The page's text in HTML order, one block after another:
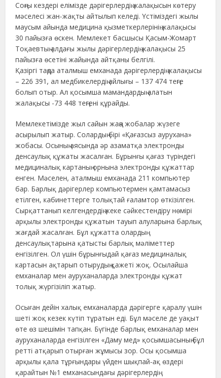
Соңғы кездері елімізде дәрігерлердің жалақысын көтеру
мәселесі жан-жақты айтылып келеді. Үстіміздегі жылы
маусым айында медицина қызметкерлерінің жалақысы
30 пайызға өскен. Мемлекет басшысы Қасым-Жомарт
Тоқаевтың алдағы жылы дәрігерлердің жалақысы 25
пайызға өсетіні жайында айтқаны белгілі.
Қазіргі таңда аталмыш емханада дәрігерлердің жалақысы
– 226 391, ал медбикелердің айлығы – 137 474 теңге
болып отыр. Ал қосымша мамандардың алатын
жалақысы -73 448 теңгені құрайды.
Мемлекетімізде жыл сайын жаңа жобалар жүзеге
асырылып жатыр. Солардың бірі «Қағазсыз аурухана»
жобасы. Осының аясында әр азаматқа электронды
денсаулық құжаты жасалған. Бұрынғы қағаз түріндегі
медициналық картаның орнына электронды құжаттар
енген. Мәселен, аталмыш емханада 211 компьютер
бар. Барлық дәрігерлер компьютермен қамтамасыз
етілген, кабинеттерге толықтай ғаламтор өткізілген.
Сырқаттанып келгендердің жеке сәйкестендіру нөмірі
арқылы электронды құжатын тауып алуларына барлық
жағдай жасалған. Бұл құжатта олардың
денсаулықтарына қатысты барлық мәліметтер
енгізілген. Ол үшін бұрынғыдай қағаз медициналық
картасын ақтарып отырудың қажеті жоқ. Осылайша
емханалар мен ауруханаларда электронды құжат
толық жүргізіліп жатыр.
Осыған дейін халық емханаларда дәрігерге қаралу үшін
шеті жоқ кезек күтіп тұратын еді. Бұл мәселе де уақыт
өте өз шешімін тапқан. Бүгінде барлық емханалар мен
ауруханаларда енгізілген «Даму мед» қосымшасының бұл
ретті атқарып отырған жұмысы зор. Осы қосымша
арқылы қала тұрғындары үйден шықпай-ақ өздері
қарайтын №1 емханасындағы дәрігерлердің